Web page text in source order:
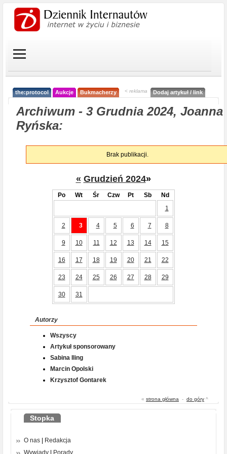
the:protocol Aukcje Bukmacherzy < reklama Dodaj artykuł / link
Archiwum - 3 Grudnia 2024, Joanna
Ryńska:
Brak publikacji.
« Grudzień 2024»
Po Wt Śr Czw Pt Sb
Nd
1
2 3 4 5 6 7 8
9 10 11 12 13 14 15
16 17 18 19 20 21 22
23 24 25 26 27 28 29
30 31
Autorzy
Wszyscy
Artykuł sponsorowany
Sabina Iling
Marcin Opolski
Krzysztof Gontarek
« strona główna - do góry ^
Stopka
O nas
Redakcja
Wywiady
Porady